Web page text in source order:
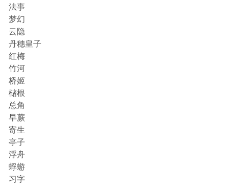
法事
梦幻
云隐
丹穗皇子
红梅
竹河
桥姬
槠根
总角
早蕨
寄生
亭子
浮舟
蜉蝣
习字